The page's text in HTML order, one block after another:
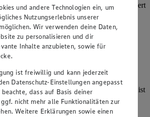
Sebastian Kohrmann (Geschäftsführer), Gert
Christian Remy (Geschäftsführer),
ist urheberrechtlich geschützt. Der
jedoch das Recht, den auf dieser
Text ganz oder ausschnittsweise zu
Aus Gründen des Urheberrechts ist
und Vervielfältigung von Bildmaterial
Website nicht gestattet.
und andere Technologien ein, um
Nutzungserlebnis unserer
Wir verwenden deine Daten,
zu personalisieren und dir
Inhalte anzubieten, sowie für
ist freiwillig und kann jederzeit
Datenschutz-Einstellungen angepasst
dass auf Basis deiner
nicht mehr alle Funktionalitäten zur
Weitere Erklärungen sowie einen